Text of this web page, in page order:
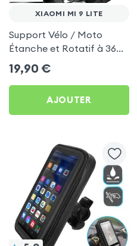
XIAOMI MI 9 LITE
Support Vélo / Moto
Étanche et Rotatif à 360°
pour Xiaomi Mi 9 Lite
19,90 €
AJOUTER